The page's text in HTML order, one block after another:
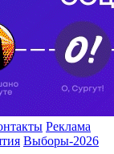
Реклама
Выборы-2026